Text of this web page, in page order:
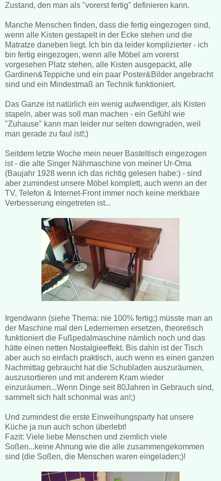
Zustand, den man als "vorerst fertig" definieren kann.
Manche Menschen finden, dass die fertig eingezogen sind,
wenn alle Kisten gestapelt in der Ecke stehen und die
Matratze daneben liegt. Ich bin da leider komplizierter - ich
bin fertig eingezogen, wenn alle Möbel am vorerst
vorgesehen Platz stehen, alle Kisten ausgepackt, alle
Gardinen&Teppiche und ein paar Poster&Bilder angebracht
sind und ein Mindestmaß an Technik funktioniert.
Das Ganze ist natürlich ein wenig aufwendiger, als Kisten
stapeln, aber was soll man machen - ein Gefühl wie
"Zuhause" kann man leider nur selten downgraden, weil
man gerade zu faul ist!;)
Seitdem letzte Woche mein neuer Basteltisch eingezogen
ist - die alte Singer Nähmaschine von meiner Ur-Oma
(Baujahr 1928 wenn ich das richtig gelesen habe:) - sind
aber zumindest unsere Möbel komplett, auch wenn an der
TV, Telefon & Internet-Front immer noch keine merkbare
Verbesserung eingetreten ist...
Irgendwann (siehe Thema: nie 100% fertig;) müsste man an
der Maschine mal den Lederriemen ersetzen, theoretisch
funktioniert die Fußpedalmaschine nämlich noch und das
hätte einen netten Nostalgieeffekt. Bis dahin ist der Tisch
aber auch so einfach praktisch, auch wenn es einen ganzen
Nachmittag gebraucht hat die Schubladen auszuräumen,
auszusortieren und mit anderem Kram wieder
einzuräumen...Wenn Dinge seit 80Jahren in Gebrauch sind,
sammelt sich halt schonmal was an!;)
Und zumindest die erste Einweihungsparty hat unsere
Küche ja nun auch schon überlebt!
Fazit: Viele liebe Menschen und ziemlich viele
Soßen...keine Ahnung wie die alle zusammengekommen
sind (die Soßen, die Menschen waren eingeladen;)!